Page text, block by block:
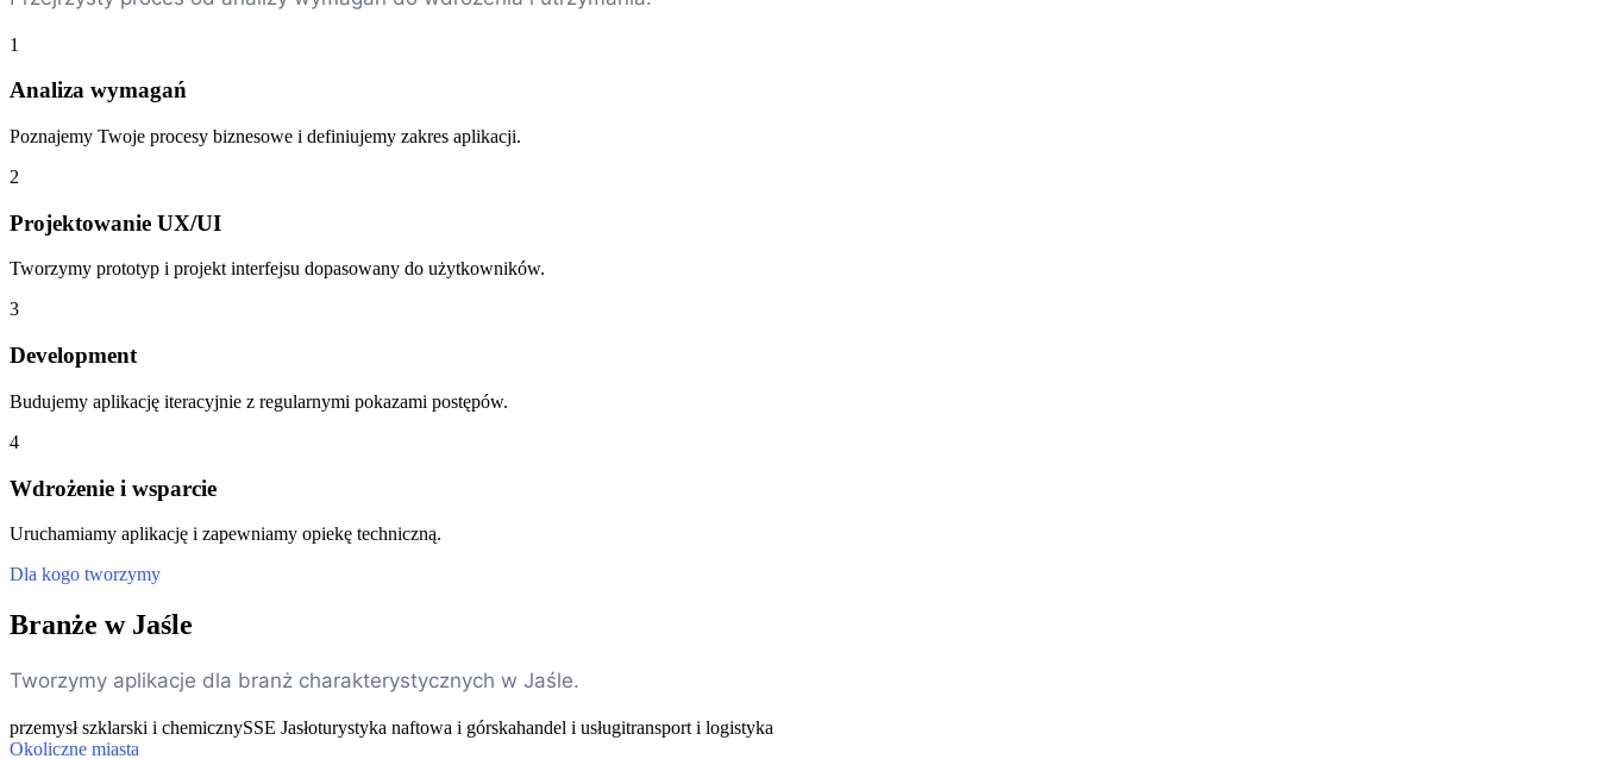
1
Analiza wymagań
Poznajemy Twoje procesy biznesowe i definiujemy zakres aplikacji.
2
Projektowanie UX/UI
Tworzymy prototyp i projekt interfejsu dopasowany do użytkowników.
3
Development
Budujemy aplikację iteracyjnie z regularnymi pokazami postępów.
4
Wdrożenie i wsparcie
Uruchamiamy aplikację i zapewniamy opiekę techniczną.
Dla kogo tworzymy
Branże w Jaśle
Tworzymy aplikacje dla branż charakterystycznych w Jaśle.
przemysł szklarski i chemicznySSE Jasłoturystyka naftowa i górskahandel i usługitransport i logistyka
Okoliczne miasta